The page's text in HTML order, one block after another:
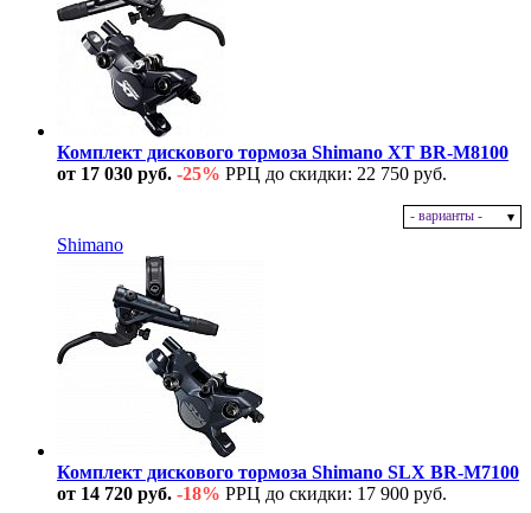
Комплект дискового тормоза Shimano XT BR-M8100
от 17 030 руб. -25% РРЦ до скидки: 22 750 руб.
- варианты -
Shimano
Комплект дискового тормоза Shimano SLX BR-M7100
от 14 720 руб. -18% РРЦ до скидки: 17 900 руб.